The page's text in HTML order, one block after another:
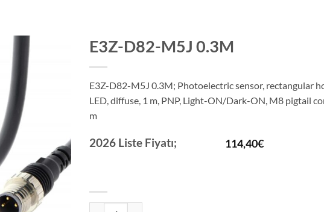
E3Z-D82-M5J 0.3M
E3Z-D82-M5J 0.3M; Photoelectric sensor, rectangular
LED, diffuse, 1 m, PNP, Light-ON/Dark-ON, M8 pigtail
m
2026 Liste Fiyatı; 114,40€